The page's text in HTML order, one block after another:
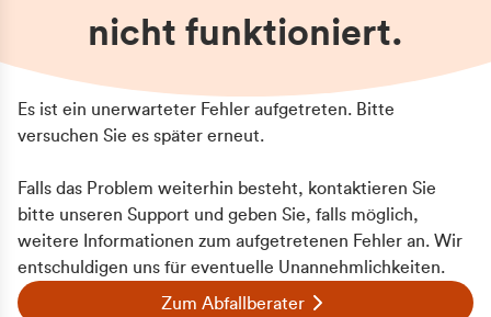
nicht funktioniert.
Es ist ein unerwarteter Fehler aufgetreten. Bitte
versuchen Sie es später erneut.
Falls das Problem weiterhin besteht, kontaktieren Sie
bitte unseren Support und geben Sie, falls möglich,
weitere Informationen zum aufgetretenen Fehler an. Wir
entschuldigen uns für eventuelle Unannehmlichkeiten.
Zum Abfallberater